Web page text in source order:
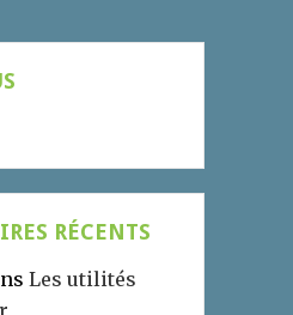
RÉCENTS
Les utilités